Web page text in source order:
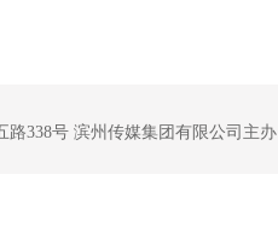
路338号 滨州传媒集团有限公司主